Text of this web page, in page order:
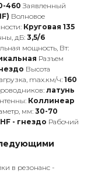
460Заявленный
Волновое
Круговая 135
дБ: 3,5/6
мощность, Вт:
Разъем
Высота
max.км/ч:160
латунь
Коллинеар
мм: 30-70
- гнездо Рабочий
в резонанс -